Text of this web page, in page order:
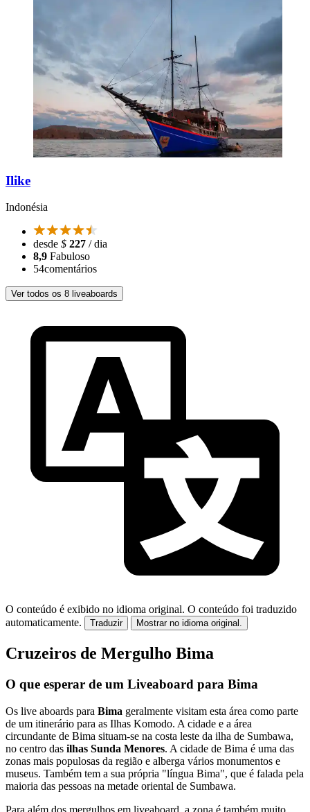
Ilike
Indonésia
desde $ 227 / dia
8,9 Fabuloso
54comentários
Ver todos os 8 liveaboards
O conteúdo é exibido no idioma original. O conteúdo foi traduzido
automaticamente.
Traduzir Mostrar no idioma original.
Cruzeiros de Mergulho Bima
O que esperar de um Liveaboard para Bima
Os live aboards para Bima geralmente visitam esta área como parte
de um itinerário para as Ilhas Komodo. A cidade e a área
circundante de Bima situam-se na costa leste da ilha de Sumbawa,
no centro das ilhas Sunda Menores. A cidade de Bima é uma das
zonas mais populosas da região e alberga vários monumentos e
museus. Também tem a sua própria "língua Bima", que é falada pela
maioria das pessoas na metade oriental de Sumbawa.
Para além dos mergulhos em liveaboard, a zona é também muito